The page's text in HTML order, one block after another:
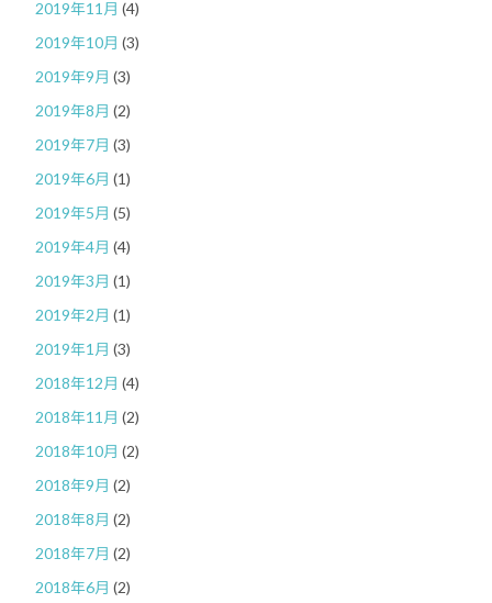
2019年11月 (4)
2019年10月 (3)
2019年9月 (3)
2019年8月 (2)
2019年7月 (3)
2019年6月 (1)
2019年5月 (5)
2019年4月 (4)
2019年3月 (1)
2019年2月 (1)
2019年1月 (3)
2018年12月 (4)
2018年11月 (2)
2018年10月 (2)
2018年9月 (2)
2018年8月 (2)
2018年7月 (2)
2018年6月 (2)